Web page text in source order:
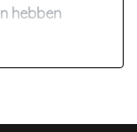
hebben
van
trailer